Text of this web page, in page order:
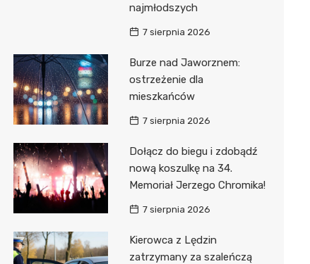
najmłodszych
7 sierpnia 2026
Burze nad Jaworznem:
ostrzeżenie dla
mieszkańców
7 sierpnia 2026
Dołącz do biegu i zdobądź
nową koszulkę na 34.
Memoriał Jerzego Chromika!
7 sierpnia 2026
Kierowca z Lędzin
zatrzymany za szaleńczą